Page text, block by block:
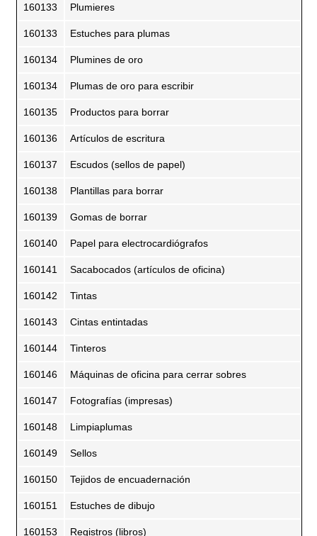
160133 Plumieres
160133 Estuches para plumas
160134 Plumines de oro
160134 Plumas de oro para escribir
160135 Productos para borrar
160136 Artículos de escritura
160137 Escudos (sellos de papel)
160138 Plantillas para borrar
160139 Gomas de borrar
160140 Papel para electrocardiógrafos
160141 Sacabocados (artículos de oficina)
160142 Tintas
160143 Cintas entintadas
160144 Tinteros
160146 Máquinas de oficina para cerrar sobres
160147 Fotografías (impresas)
160148 Limpiaplumas
160149 Sellos
160150 Tejidos de encuadernación
160151 Estuches de dibujo
160153 Registros (libros)